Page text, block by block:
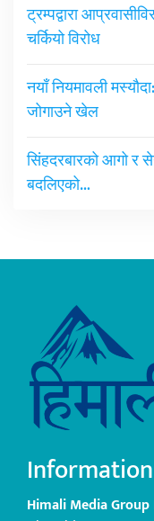
ट्रम्पद्वारा
चर्कियो विरोध
नयाँ नियमावली
जोगाउने खेल
सिंहदरबारको आगो र
बदलिएको…
Information
Himali Media Group